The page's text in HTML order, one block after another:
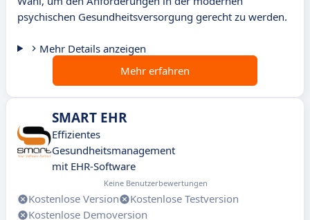
psychischen Gesundheitsversorgung gerecht zu werden.
Mehr Details anzeigen
Mehr erfahren
SMART EHR
Effizientes
Gesundheitsmanagement
mit EHR-Software
Keine Benutzerbewertungen
Kostenlose Version
Kostenlose Testversion
Kostenlose Demoversion